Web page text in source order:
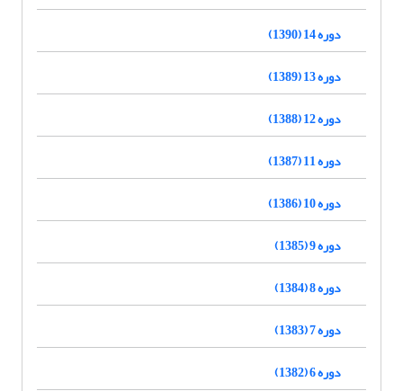
دوره 14 (1390)
دوره 13 (1389)
دوره 12 (1388)
دوره 11 (1387)
دوره 10 (1386)
دوره 9 (1385)
دوره 8 (1384)
دوره 7 (1383)
دوره 6 (1382)